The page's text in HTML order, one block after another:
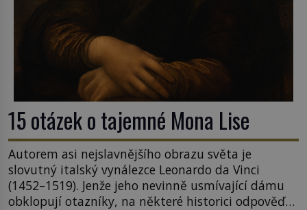
15 otázek o tajemné Mona Lise
Autorem asi nejslavnějšího obrazu světa je
slovutný italský vynálezce Leonardo da Vinci
(1452–1519). Jenže jeho nevinně usmívající dámu
obklopují otazníky, na některé historici odpověď